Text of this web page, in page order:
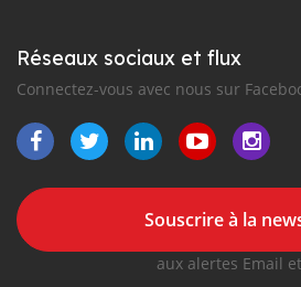
Réseaux sociaux et flux
Connectez-vous avec nous sur
Souscrire à la
aux alertes Email